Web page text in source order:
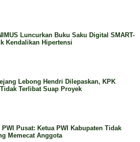
Luncurkan Buku Saku Digital SMART-
Kendalikan Hipertensi
Lebong Hendri Dilepaskan, KPK
Terlibat Suap Proyek
PWI Pusat: Ketua PWI Kabupaten Tidak
Memecat Anggota